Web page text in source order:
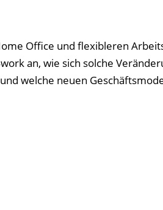
Office und flexibleren
an, wie sich solche
welche neuen